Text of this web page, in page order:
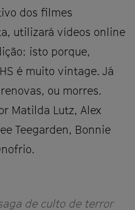
dos filmes
utilizará vídeos online
isto porque,
é muito vintage. Já
ou morres.
Matilda Lutz, Alex
Teegarden, Bonnie
de culto de terror